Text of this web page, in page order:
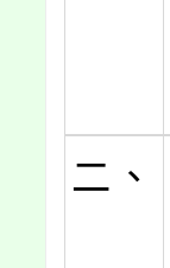
二、